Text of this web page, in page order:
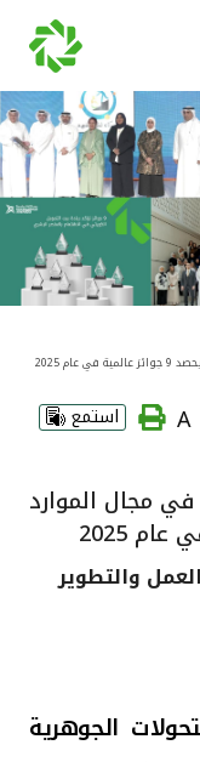
الخدمات المالية الخاصة
2025
A استمع
في مجال الموارد
والتطوير
من التحولات الجوهرية